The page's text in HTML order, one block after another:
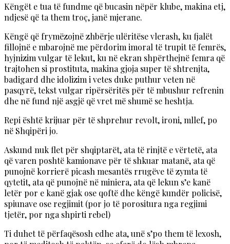
Këngët e tua të fundme që bucasin nëpër klube, makina etj,
ndjesë që ta them troç, janë mjerane.
Këngë që frymëzojnë zhbërje ulëritëse vlerash, ku fjalët
fillojnë e mbarojnë me përdorim imoral të trupit të femrës,
hyjnizim vulgar të lekut, ku në ekran shpërthejnë femra që
trajtohen si prostituta, makina gjoja super të shtrenjta,
badigard dhe idolizim i vetes duke puthur veten në
pasqyrë, tekst vulgar ripërsëritës për të mbushur refrenin
dhe në fund një asgjë që vret më shumë se heshtja.
Repi është krijuar për të shprehur revolt, ironi, mllef, po
në Shqipëri jo.
Askund nuk flet për shqiptarët, ata të rinjtë e vërtetë, ata
që varen poshtë kamionave për të shkuar matanë, ata që
punojnë korrierë picash mesantës rrugëve të zymta të
qytetit, ata që punojnë në miniera, ata që lekun s’e kanë
letër por e kanë gjak ose qoftë dhe këngë kundër policisë,
spiunave ose regjimit (por jo të porositura nga regjimi
tjetër, por nga shpirti rebel)
Ti duhet të përfaqësosh edhe ata, unë s’po them të lexosh,